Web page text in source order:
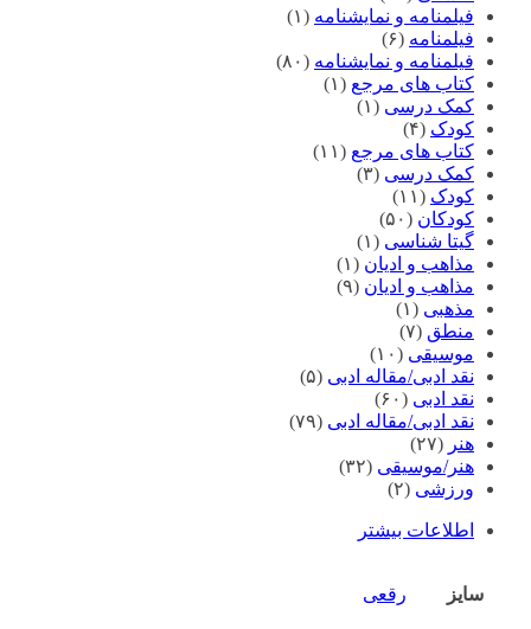
فیلمنامه و نمایشنامه (۱)
فیلمنامه (۶)
فیلمنامه و نمایشنامه (۸۰)
کتاب های مرجع (۱)
کمک درسی (۱)
کودک (۴)
کتاب های مرجع (۱۱)
کمک درسی (۳)
کودک (۱۱)
کودکان (۵۰)
گیتا شناسی (۱)
مذاهب و ادیان (۱)
مذاهب و ادیان (۹)
مذهبی (۱)
منطق (۷)
موسیقی (۱۰)
نقد ادبی/مقاله ادبی (۵)
نقد ادبی (۶۰)
نقد ادبی/مقاله ادبی (۷۹)
هنر (۲۷)
هنر/موسیقی (۳۲)
ورزشی (۲)
اطلاعات بیشتر
سایز رقعی